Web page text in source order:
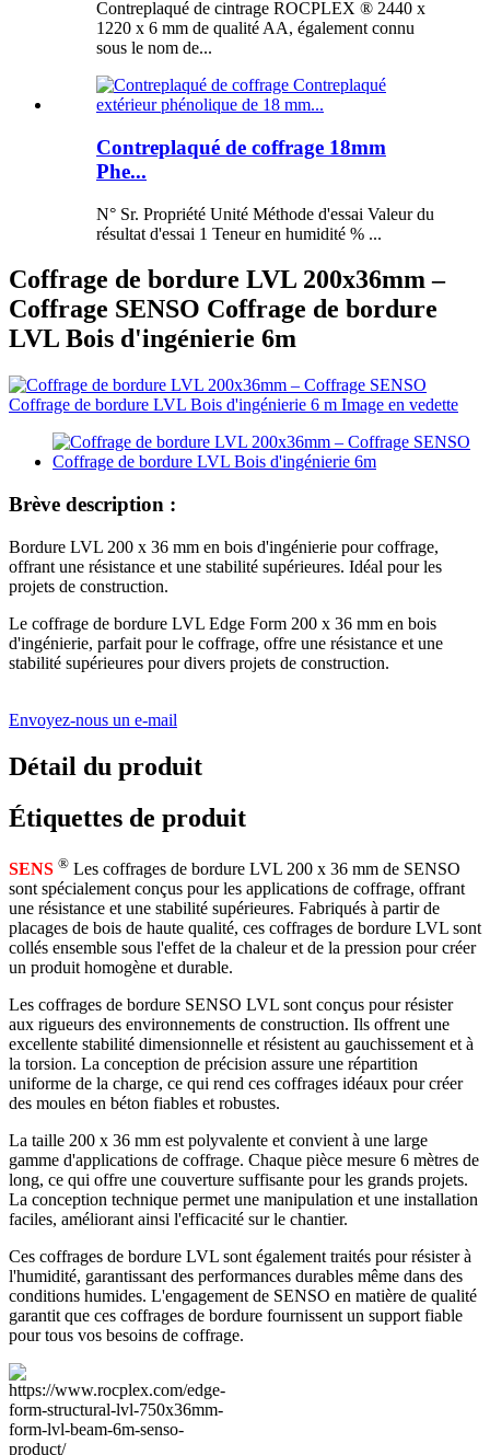
Contreplaqué de cintrage ROCPLEX ® 2440 x
1220 x 6 mm de qualité AA, également connu
sous le nom de...
Contreplaqué de coffrage 18mm
Phe...
N° Sr. Propriété Unité Méthode d'essai Valeur du
résultat d'essai 1 Teneur en humidité % ...
Coffrage de bordure LVL 200x36mm –
Coffrage SENSO Coffrage de bordure
LVL Bois d'ingénierie 6m
Brève description :
Bordure LVL 200 x 36 mm en bois d'ingénierie pour coffrage,
offrant une résistance et une stabilité supérieures. Idéal pour les
projets de construction.
Le coffrage de bordure LVL Edge Form 200 x 36 mm en bois
d'ingénierie, parfait pour le coffrage, offre une résistance et une
stabilité supérieures pour divers projets de construction.
Envoyez-nous un e-mail
Détail du produit
Étiquettes de produit
SENS ® Les coffrages de bordure LVL 200 x 36 mm de SENSO
sont spécialement conçus pour les applications de coffrage, offrant
une résistance et une stabilité supérieures. Fabriqués à partir de
placages de bois de haute qualité, ces coffrages de bordure LVL sont
collés ensemble sous l'effet de la chaleur et de la pression pour créer
un produit homogène et durable.
Les coffrages de bordure SENSO LVL sont conçus pour résister
aux rigueurs des environnements de construction. Ils offrent une
excellente stabilité dimensionnelle et résistent au gauchissement et à
la torsion. La conception de précision assure une répartition
uniforme de la charge, ce qui rend ces coffrages idéaux pour créer
des moules en béton fiables et robustes.
La taille 200 x 36 mm est polyvalente et convient à une large
gamme d'applications de coffrage. Chaque pièce mesure 6 mètres de
long, ce qui offre une couverture suffisante pour les grands projets.
La conception technique permet une manipulation et une installation
faciles, améliorant ainsi l'efficacité sur le chantier.
Ces coffrages de bordure LVL sont également traités pour résister à
l'humidité, garantissant des performances durables même dans des
conditions humides. L'engagement de SENSO en matière de qualité
garantit que ces coffrages de bordure fournissent un support fiable
pour tous vos besoins de coffrage.